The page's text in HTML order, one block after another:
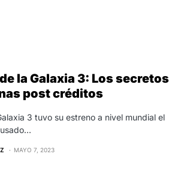
la Galaxia 3: Los secretos
post créditos
3 tuvo su estreno a nivel mundial el
MAYO 7, 2023